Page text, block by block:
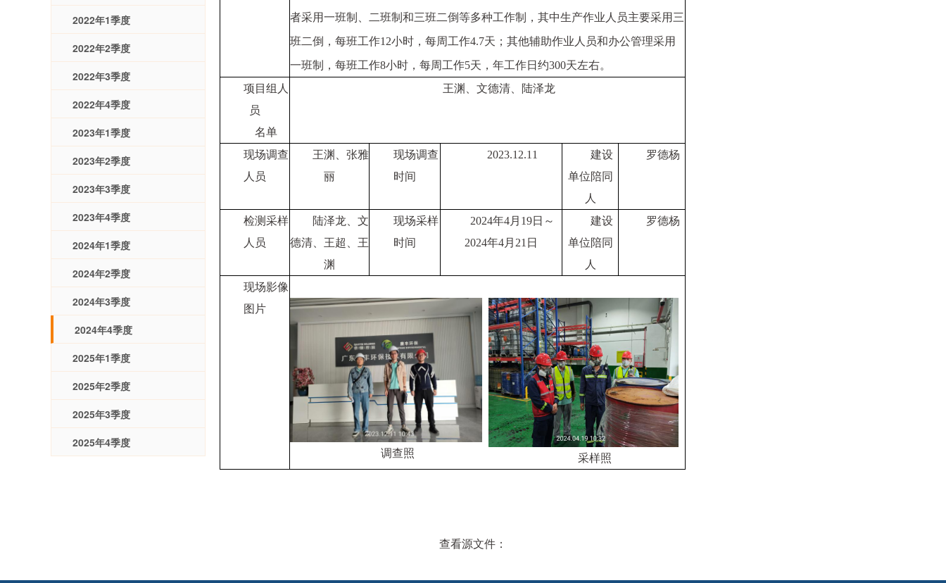
2022年1季度
2022年2季度
2022年3季度
2022年4季度
2023年1季度
2023年2季度
2023年3季度
2023年4季度
2024年1季度
2024年2季度
2024年3季度
2024年4季度
2025年1季度
2025年2季度
2025年3季度
2025年4季度
者采用一班制、二班制和三班二倒等多种工作制，其中生产作业人员主要采用三
班二倒，每班工作12小时，每周工作4.7天；其他辅助作业人员和办公管理采用
一班制，每班工作8小时，每周工作5天，年工作日约300天左右。
项目组人
员
名单
王渊 、文德清、 陆泽龙
现场调查
人员
王渊
张雅
丽
现场调查
时间
2023.12.1 1
建设
单位陪同
人
罗德杨
检测采样
人员
陆泽龙、文
德清、王超、王
渊
现场采样
时间
2024年4月 19日～
2024年4月 21 日
建设
单位陪同
人
罗德杨
现场影像
图片
调查照 采样照
查看源文件：